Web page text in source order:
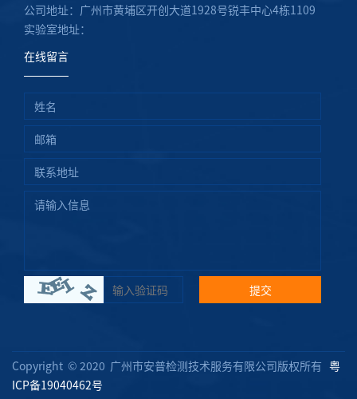
公司地址：广州市黄埔区开创大道1928号锐丰中心4栋1109
实验室地址：
在线留言
提交
Copyright © 2020 广州市安普检测技术服务有限公司版权所有 粤
ICP备19040462号